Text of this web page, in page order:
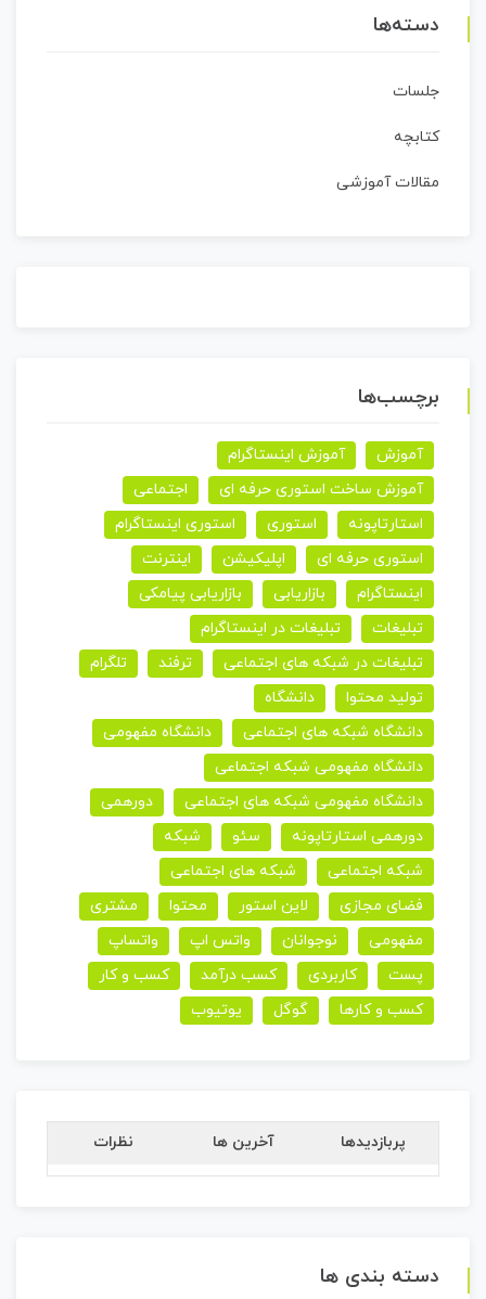
دسته‌ها
جلسات
کتابچه
مقالات آموزشی
برچسب‌ها
آموزش
آموزش اینستاگرام
آموزش ساخت استوری حرفه ای
اجتماعی
استارتاپونه
استوری
استوری اینستاگرام
استوری حرفه ای
اپلیکیشن
اینترنت
اینستاگرام
بازاریابی
بازاریابی پیامکی
تبلیغات
تبلیغات در اینستاگرام
تبلیغات در شبکه های اجتماعی
ترفند
تلگرام
تولید محتوا
دانشگاه
دانشگاه شبکه های اجتماعی
دانشگاه مفهومی
دانشگاه مفهومی شبکه اجتماعی
دانشگاه مفهومی شبکه های اجتماعی
دورهمی
دورهمی استارتاپونه
سئو
شبکه
شبکه اجتماعی
شبکه های اجتماعی
فضای مجازی
لاین استور محتوا
مشتری
مفهومی
نوجوانان واتس اپ
واتساپ
پست
کاربردی کسب درآمد
کسب و کار
کسب و کارها
گوگل یوتیوب
پربازدیدها آخرین ها نظرات
دسته بندی ها